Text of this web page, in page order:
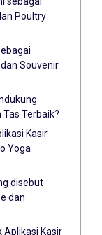
Poultry
Souvenir
Terbaik?
Kasir
Yoga
disebut
dan
Kasir